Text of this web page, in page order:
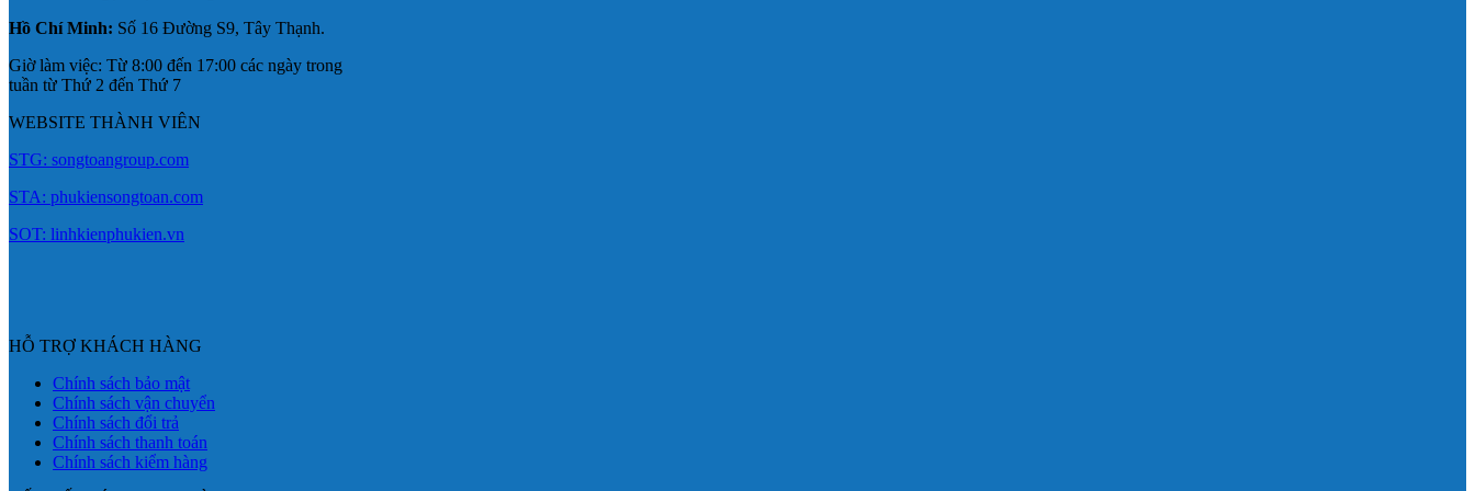
Hồ Chí Minh: Số 16 Đường S9, Tây Thạnh.
Giờ làm việc: Từ 8:00 đến 17:00 các ngày trong
tuần từ Thứ 2 đến Thứ 7
WEBSITE THÀNH VIÊN
STG: songtoangroup.com
STA: phukiensongtoan.com
SOT: linhkienphukien.vn
HỖ TRỢ KHÁCH HÀNG
Chính sách bảo mật
Chính sách vận chuyển
Chính sách đổi trả
Chính sách thanh toán
Chính sách kiểm hàng